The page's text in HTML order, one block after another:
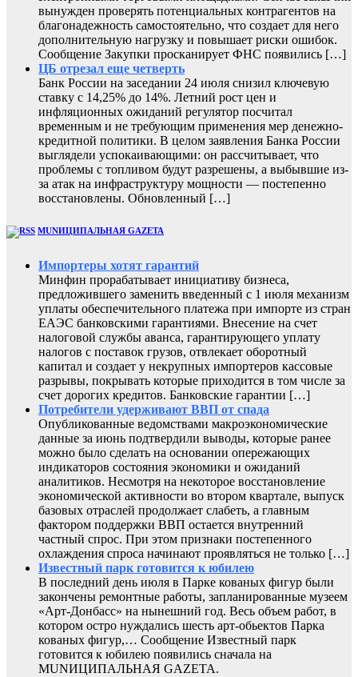
вынужден проверять потенциальных контрагентов на
благонадежность самостоятельно, что создает для него
дополнительную нагрузку и повышает риски ошибок.
Сообщение Закупки просканирует ФНС появились […]
ЦБ отрезал еще четверть
Банк России на заседании 24 июля снизил ключевую
ставку с 14,25% до 14%. Летний рост цен и
инфляционных ожиданий регулятор посчитал
временным и не требующим применения мер денежно-
кредитной политики. В целом заявления Банка России
выглядели успокаивающими: он рассчитывает, что
проблемы с топливом будут разрешены, а выбывшие из-
за атак на инфраструктуру мощности — постепенно
восстановлены. Обновленный […]
MUNИЦИПАЛЬНАЯ GAZЕТА
Импортеры хотят гарантий
Минфин прорабатывает инициативу бизнеса,
предложившего заменить введенный с 1 июля механизм
уплаты обеспечительного платежа при импорте из стран
ЕАЭС банковскими гарантиями. Внесение на счет
налоговой службы аванса, гарантирующего уплату
налогов с поставок грузов, отвлекает оборотный
капитал и создает у некрупных импортеров кассовые
разрывы, покрывать которые приходится в том числе за
счет дорогих кредитов. Банковские гарантии […]
Потребители удерживают ВВП от спада
Опубликованные ведомствами макроэкономические
данные за июнь подтвердили выводы, которые ранее
можно было сделать на основании опережающих
индикаторов состояния экономики и ожиданий
аналитиков. Несмотря на некоторое восстановление
экономической активности во втором квартале, выпуск
базовых отраслей продолжает слабеть, а главным
фактором поддержки ВВП остается внутренний
частный спрос. При этом признаки постепенного
охлаждения спроса начинают проявляться не только […]
Известный парк готовится к юбилею
В последний день июля в Парке кованых фигур были
закончены ремонтные работы, запланированные музеем
«Арт-Донбасс» на нынешний год. Весь объем работ, в
котором остро нуждались шесть арт-обьектов Парка
кованых фигур,… Сообщение Известный парк
готовится к юбилею появились сначала на
MUNИЦИПАЛЬНАЯ GAZЕТА.